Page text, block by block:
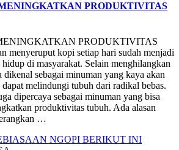
PRODUKTIVITAS
PRODUKTIVITAS
menyeruput kopi setiap hari sudah menjadi
hidup di masyarakat. Selain menghilangkan
sebagai minuman yang kaya akan
melindungi tubuh dari radikal bebas.
dipercaya sebagai minuman yang bisa
produktivitas tubuh. Ada alasan
…